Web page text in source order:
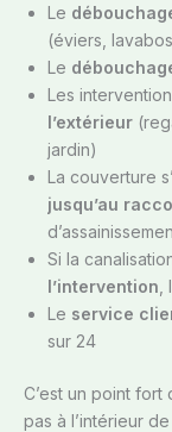
Le
(éviers,
Le
Les
l’extérieur
jardin)
La couverture
jusqu’au
Si la
l’intervention
Le service
sur 24
C’est un point
pas à l’intérieur